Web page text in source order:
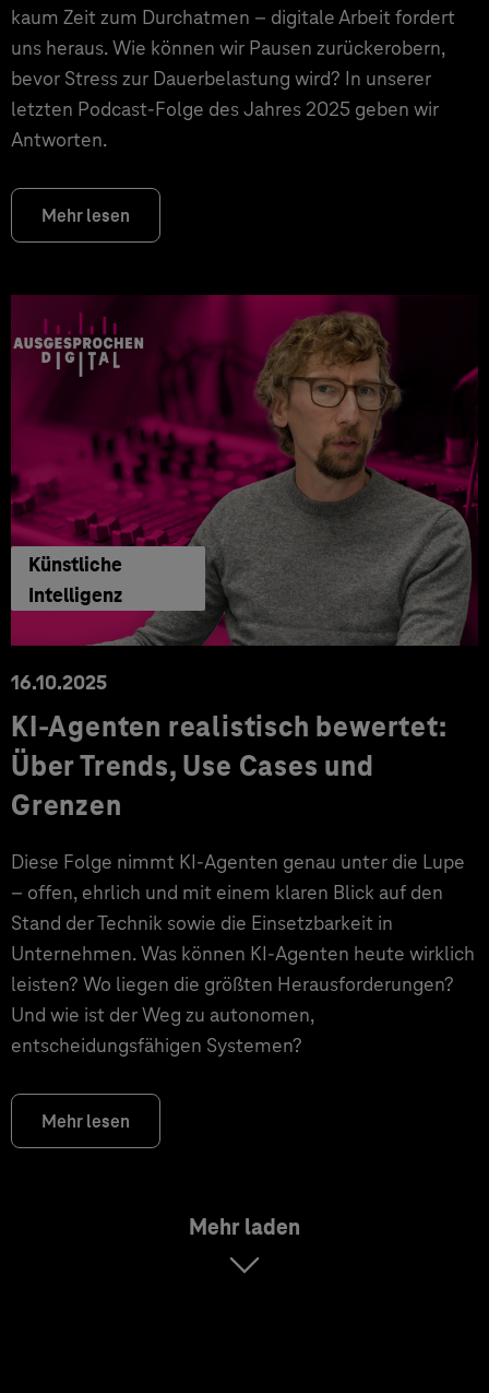
kaum Zeit zum Durchatmen – digitale Arbeit fordert
uns heraus. Wie können wir Pausen zurückerobern,
bevor Stress zur Dauerbelastung wird? In unserer
letzten Podcast-Folge des Jahres 2025 geben wir
Antworten.
Mehr lesen
Künstliche
Intelligenz
16.10.2025
KI-Agenten realistisch bewertet:
Über Trends, Use Cases und
Grenzen
Diese Folge nimmt KI-Agenten genau unter die Lupe
– offen, ehrlich und mit einem klaren Blick auf den
Stand der Technik sowie die Einsetzbarkeit in
Unternehmen. Was können KI-Agenten heute wirklich
leisten? Wo liegen die größten Herausforderungen?
Und wie ist der Weg zu autonomen,
entscheidungsfähigen Systemen?
Mehr lesen
Mehr laden